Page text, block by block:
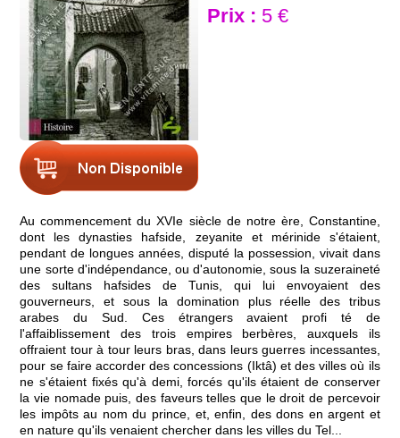
Prix : 5 €
Au commencement du XVIe siècle de notre ère, Constantine,
dont les dynasties hafside, zeyanite et mérinide s'étaient,
pendant de longues années, disputé la possession, vivait dans
une sorte d'indépendance, ou d'autonomie, sous la suzeraineté
des sultans hafsides de Tunis, qui lui envoyaient des
gouverneurs, et sous la domination plus réelle des tribus
arabes du Sud. Ces étrangers avaient profi té de
l'affaiblissement des trois empires berbères, auxquels ils
offraient tour à tour leurs bras, dans leurs guerres incessantes,
pour se faire accorder des concessions (Iktâ) et des villes où ils
ne s'étaient fixés qu'à demi, forcés qu'ils étaient de conserver
la vie nomade puis, des faveurs telles que le droit de percevoir
les impôts au nom du prince, et, enfin, des dons en argent et
en nature qu'ils venaient chercher dans les villes du Tel...